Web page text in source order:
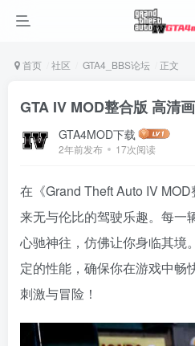
首页 社区 GTA4_BBS论坛 正文
GTA IV MOD整合版 高清
GTA4MOD下载
2年前发布 17次阅读
在《Grand Theft Auto IV
来无与伦比的驾驶乐趣。每一
心驰神往，仿佛让你身临其境
定的性能，确保你在游戏中畅
刺激与冒险！